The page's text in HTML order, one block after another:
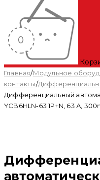
Главная/Модульное
контакты/
Дифференциальный
YCB6HLN-63 1P+N, 63 A,